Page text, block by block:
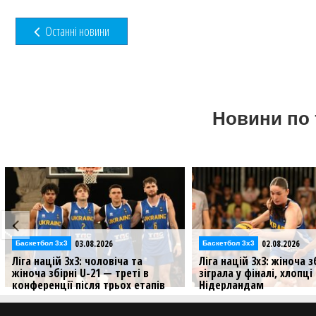
Останні новини
Новини по
Баскетбол 3х3 02.08.2026
Ліга націй 3х3: жіноча збірна U-21
зіграла у фіналі, хлопці програли
Нідерландам
Результати матчів збірних України
Відео 02.08.2026
Збірні України U-21 у
3х3: відеотрансляція 2
Молодіжні збірні України